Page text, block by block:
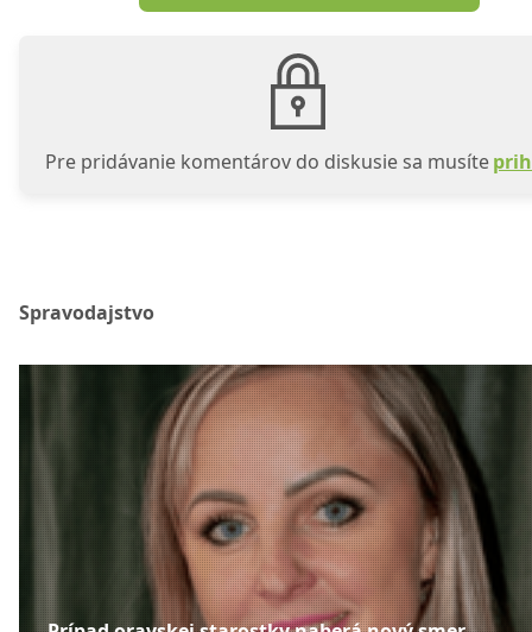
Pre pridávanie komentárov do diskusie sa musíte
Spravodajstvo